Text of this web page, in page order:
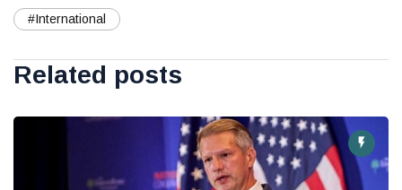
#International
Related posts